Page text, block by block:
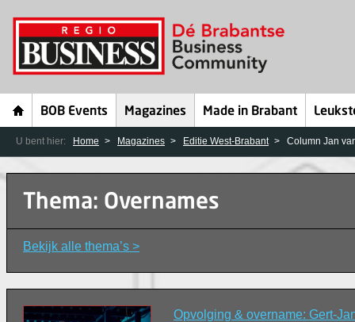
BOB Events Magazines Made in Brabant
U bent hier: Home Magazines Editie West-Brabant Column Jan
Thema: Overnames
Bekijk alle thema’s >
Opvolging & overname: Gert-